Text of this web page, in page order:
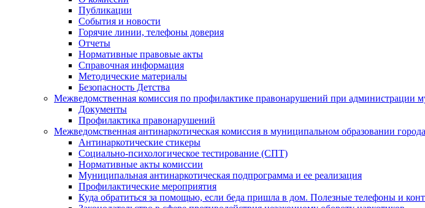
Публикации
События и новости
Горячие линии, телефоны доверия
Отчеты
Нормативные правовые акты
Справочная информация
Методические материалы
Безопасность Детства
Межведомственная комиссия по профилактике правонарушений при администрации
Документы
Профилактика правонарушений
Межведомственная антинаркотическая комиссия в муниципальном образовании
Антинаркотические стикеры
Социально-психологическое тестирование (СПТ)
Нормативные акты комиссии
Муниципальная антинаркотическая подпрограмма и ее реализация
Профилактические мероприятия
Куда обратиться за помощью, если беда пришла в дом. Полезные телефоны и